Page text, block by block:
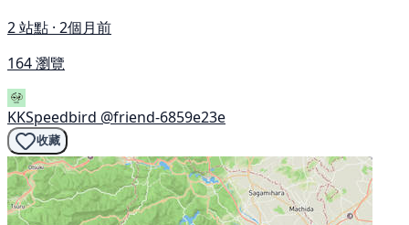
2 站點 · 2個月前
164 瀏覽
KKSpeedbird @friend-6859e23e
收藏